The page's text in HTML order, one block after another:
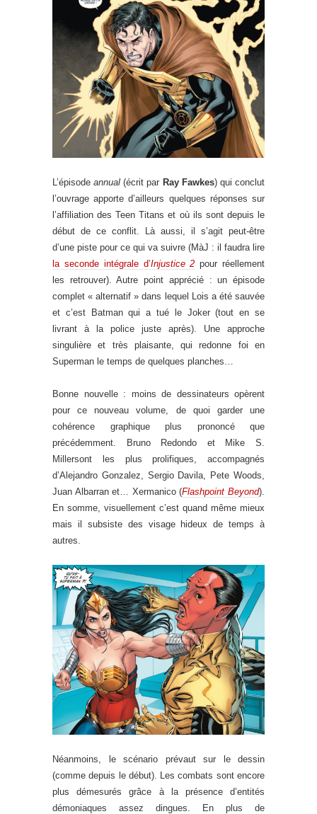
L’épisodeannual (écrit par Ray Fawkes) qui conclut
l’ouvrage apporte d’ailleurs quelques réponses sur
l’affiliation des Teen Titans et où ils sont depuis le
début de ce conflit. Là aussi, il s’agit peut-être
d’une piste pour ce qui va suivre (MàJ : il faudra lire
la seconde intégrale d’Injustice 2 pour réellement
les retrouver). Autre point apprécié : un épisode
complet « alternatif » dans lequel Lois a été sauvée
et c’est Batman qui a tué le Joker (tout en se
livrant à la police juste après). Une approche
singulière et très plaisante, qui redonne foi en
Superman le temps de quelques planches…
Bonne nouvelle : moins de dessinateurs opèrent
pour ce nouveau volume, de quoi garder une
cohérence graphique plus prononcé que
précédemment. Bruno Redondo et Mike S.
Millersont les plus prolifiques, accompagnés
d’Alejandro Gonzalez, Sergio Davila, Pete Woods,
Juan Albarran et… Xermanico (Flashpoint Beyond).
En somme, visuellement c’est quand même mieux
mais il subsiste des visage hideux de temps à
autres.
Néanmoins, le scénario prévaut sur le dessin
(comme depuis le début). Les combats sont encore
plus démesurés grâce à la présence d’entités
démoniaques assez dingues. En plus de